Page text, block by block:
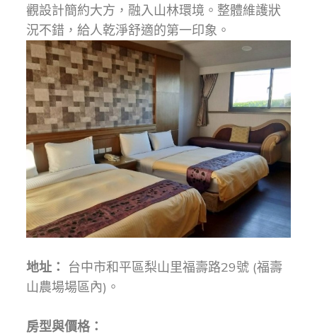
觀設計簡約大方，融入山林環境。整體維護狀
況不錯，給人乾淨舒適的第一印象。
地址：
台中市和平區梨山里福壽路29號 (福壽
山農場場區內)。
房型與價格：